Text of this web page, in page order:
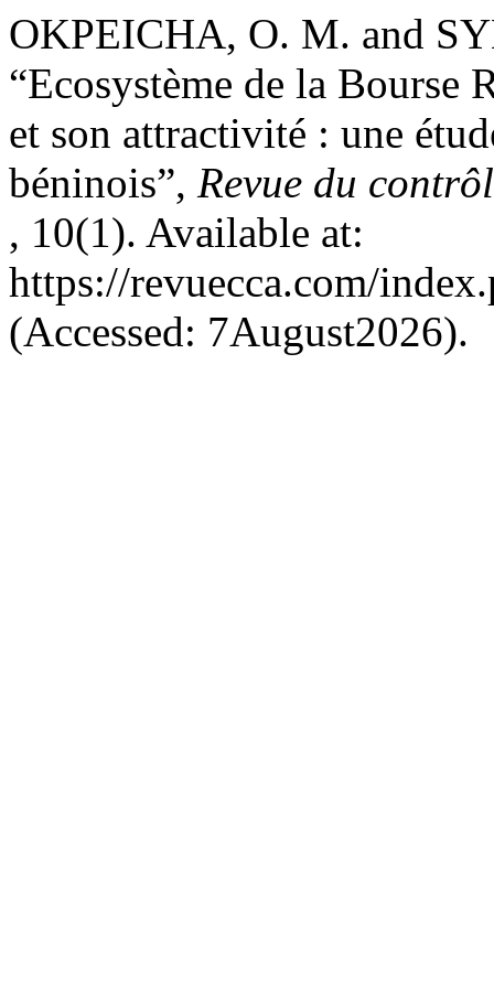
OKPEICHA, O. M. and
“Ecosystème de la Bourse
et son attractivité : une
béninois”, Revue du
, 10(1). Available at:
https://revuecca.com/
(Accessed: 7August2026).